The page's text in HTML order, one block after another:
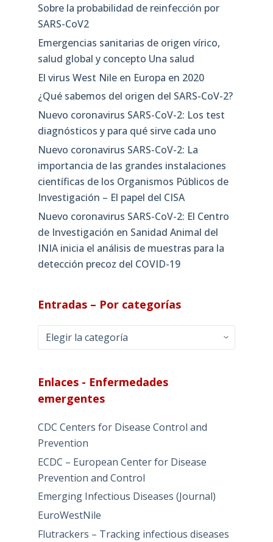
Sobre la probabilidad de reinfección por
SARS-CoV2
Emergencias sanitarias de origen vírico,
salud global y concepto Una salud
El virus West Nile en Europa en 2020
¿Qué sabemos del origen del SARS-CoV-2?
Nuevo coronavirus SARS-CoV-2: Los test
diagnósticos y para qué sirve cada uno
Nuevo coronavirus SARS-CoV-2: La
importancia de las grandes instalaciones
científicas de los Organismos Públicos de
Investigación – El papel del CISA
Nuevo coronavirus SARS-CoV-2: El Centro
de Investigación en Sanidad Animal del
INIA inicia el análisis de muestras para la
detección precoz del COVID-19
Entradas – Por categorías
Entradas
–
categorías
Enlaces - Enfermedades
emergentes
CDC Centers for Disease Control and
Prevention
ECDC – European Center for Disease
Prevention and Control
Emerging Infectious Diseases (Journal)
EuroWestNile
Flutrackers – Tracking infectious diseases